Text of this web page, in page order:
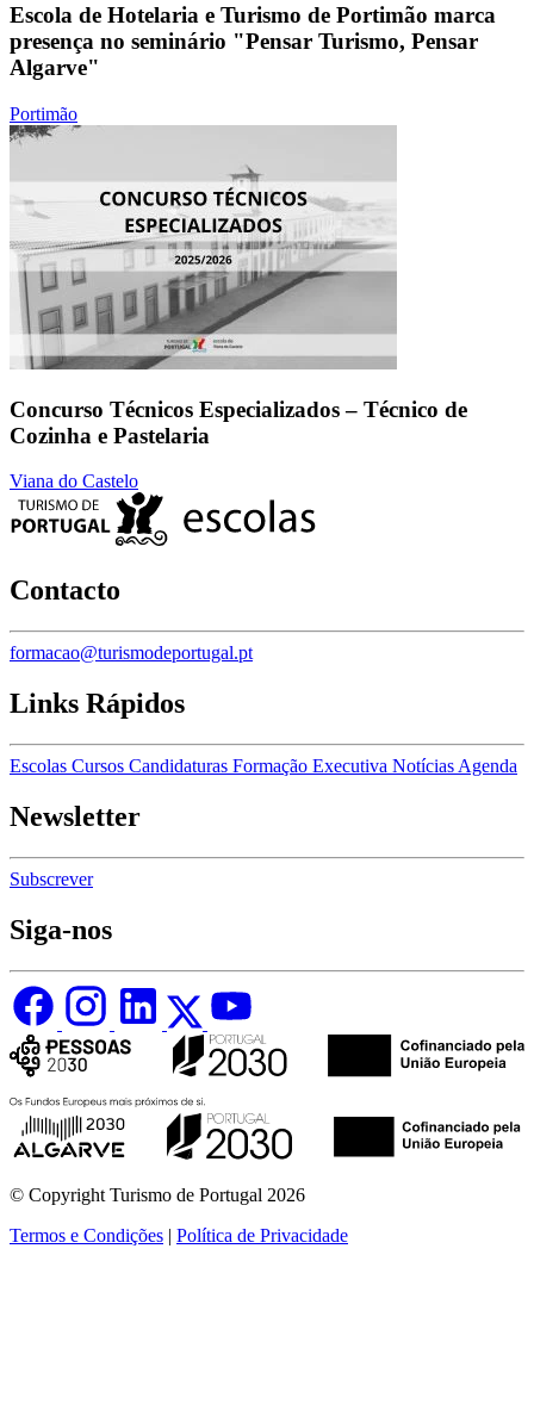
Escola de Hotelaria e Turismo de Portimão marca
presença no seminário "Pensar Turismo, Pensar
Algarve"
Portimão
Concurso Técnicos Especializados – Técnico de
Cozinha e Pastelaria
Viana do Castelo
Contacto
formacao@turismodeportugal.pt
Links Rápidos
Escolas Cursos Candidaturas Formação Executiva Notícias Agenda
Newsletter
Subscrever
Siga-nos
© Copyright Turismo de Portugal 2026
Termos e Condições | Política de Privacidade